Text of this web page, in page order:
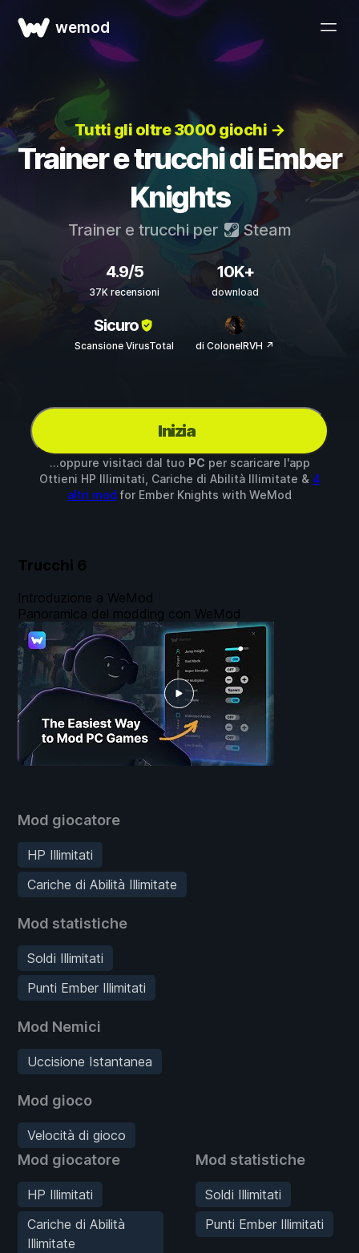
wemod
Tutti gli oltre 3000 giochi →
Trainer e trucchi di Ember
Knights
Trainer e trucchi per Steam
4.9/5
37K recensioni
10K+
download
Sicuro
Scansione VirusTotal di ColonelRVH ↗
Inizia
...oppure visitaci dal tuo PC per scaricare l'app
Ottieni HP Illimitati, Cariche di Abilità Illimitate & 4
altri mod for Ember Knights with WeMod
Trucchi 6
Mod giocatore
HP Illimitati
Cariche di Abilità Illimitate
Mod statistiche
Soldi Illimitati
Punti Ember Illimitati
Mod Nemici
Uccisione Istantanea
Mod gioco
Velocità di gioco
Mod giocatore
HP Illimitati
Cariche di Abilità
Illimitate
Mod statistiche
Soldi Illimitati
Punti Ember Illimitati
Introduzione a WeMod
Panoramica del modding con WeMod